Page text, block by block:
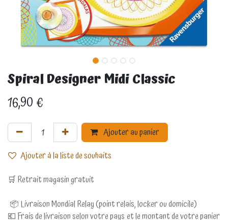
Spiral Designer Midi Classic
16,90€
Ajouter au panier
Ajouter à la liste de souhaits
🛒 Retrait magasin gratuit
📦 Livraison Mondial Relay (point relais, locker ou domicile)
💶 Frais de livraison selon votre pays et le montant de votre panier